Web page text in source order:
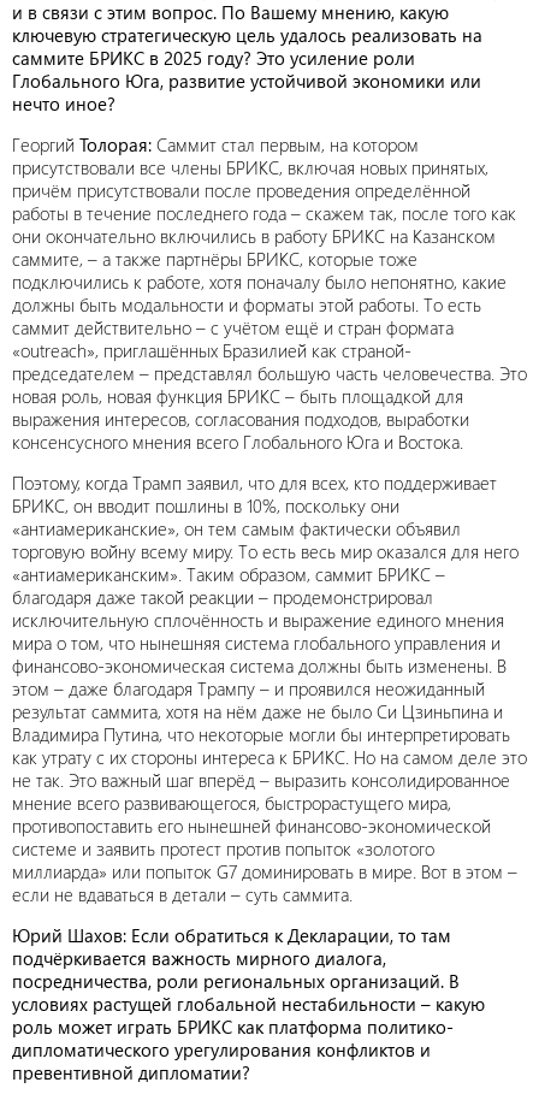
и в связи с этим вопрос. По Вашему мнению, какую
ключевую стратегическую цель удалось реализовать на
саммите БРИКС в 2025 году? Это усиление роли
Глобального Юга, развитие устойчивой экономики или
нечто иное?
Георгий Толорая: Саммит стал первым, на котором
присутствовали все члены БРИКС, включая новых принятых,
причём присутствовали после проведения определённой
работы в течение последнего года – скажем так, после того как
они окончательно включились в работу БРИКС на Казанском
саммите, – а также партнёры БРИКС, которые тоже
подключились к работе, хотя поначалу было непонятно, какие
должны быть модальности и форматы этой работы. То есть
саммит действительно – с учётом ещё и стран формата
«outreach», приглашённых Бразилией как страной-
председателем – представлял большую часть человечества. Это
новая роль, новая функция БРИКС – быть площадкой для
выражения интересов, согласования подходов, выработки
консенсусного мнения всего Глобального Юга и Востока.
Поэтому, когда Трамп заявил, что для всех, кто поддерживает
БРИКС, он вводит пошлины в 10%, поскольку они
«антиамериканские», он тем самым фактически объявил
торговую войну всему миру. То есть весь мир оказался для него
«антиамериканским». Таким образом, саммит БРИКС –
благодаря даже такой реакции – продемонстрировал
исключительную сплочённость и выражение единого мнения
мира о том, что нынешняя система глобального управления и
финансово-экономическая система должны быть изменены. В
этом – даже благодаря Трампу – и проявился неожиданный
результат саммита, хотя на нём даже не было Си Цзиньпина и
Владимира Путина, что некоторые могли бы интерпретировать
как утрату с их стороны интереса к БРИКС. Но на самом деле это
не так. Это важный шаг вперёд – выразить консолидированное
мнение всего развивающегося, быстрорастущего мира,
противопоставить его нынешней финансово-экономической
системе и заявить протест против попыток «золотого
миллиарда» или попыток G7 доминировать в мире. Вот в этом –
если не вдаваться в детали – суть саммита.
Юрий Шахов: Если обратиться к Декларации, то там
подчёркивается важность мирного диалога,
посредничества, роли региональных организаций. В
условиях растущей глобальной нестабильности – какую
роль может играть БРИКС как платформа политико-
дипломатического урегулирования конфликтов и
превентивной дипломатии?